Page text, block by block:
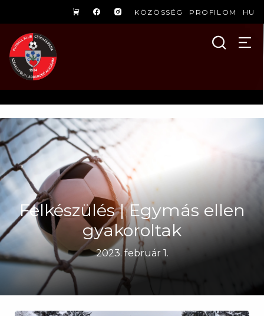
KÖZÖSSÉG PROFILOM HU
Felkészülés | Egymás ellen
gyakoroltak
2023. február 1.